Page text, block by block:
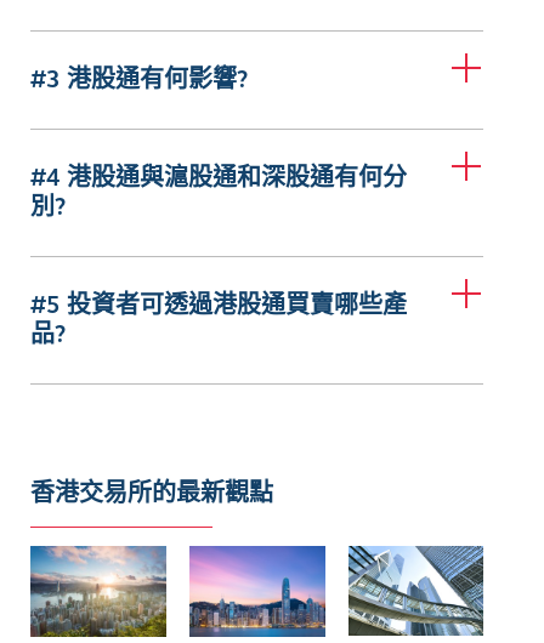
#3 港股通有何影響?
#4 港股通與滬股通和深股通有何分
別?
#5 投資者可透過港股通買賣哪些產
品?
香港交易所的最新觀點